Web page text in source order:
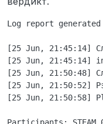
25
Стою
за
раза
был
Log report
[25 Jun, 21:45:14]
[25 Jun, 21:45:14]
[25 Jun, 21:50:48]
[25 Jun, 21:50:52]
[25 Jun, 21:50:58]